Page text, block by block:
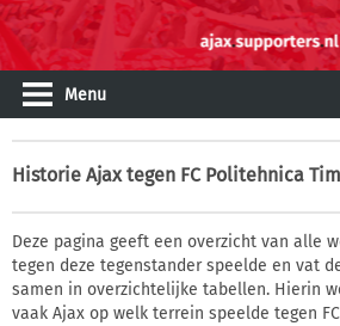
Menu
Historie Ajax tegen FC Politehnica
Deze pagina geeft een overzicht van alle
tegen deze tegenstander speelde en vat
samen in overzichtelijke tabellen. Hierin
vaak Ajax op welk terrein speelde tegen